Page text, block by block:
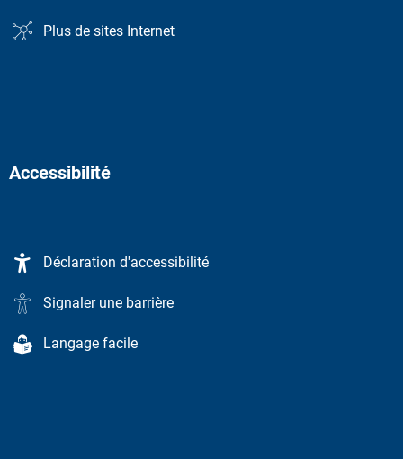
Plus de sites Internet
Accessibilité
Déclaration d'accessibilité
Signaler une barrière
Langage facile